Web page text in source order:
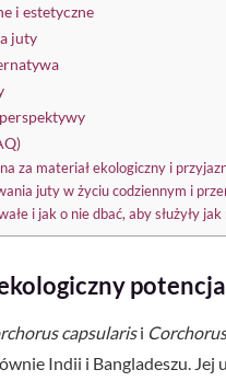
i estetyczne
juty
za materiał ekologiczny i
juty w życiu codziennym i
i jak o nie dbać, aby służyły jak
capsularisi
Indii i Bangladeszu.